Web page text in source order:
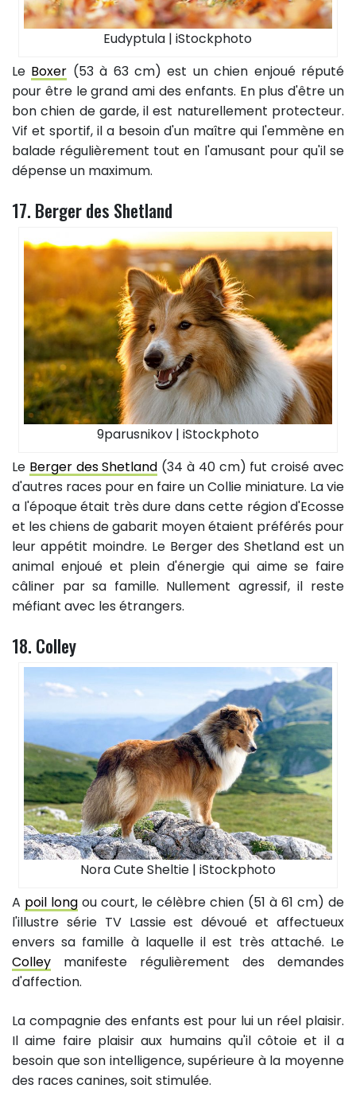
Eudyptula | iStockphoto
Le Boxer (53 à 63 cm) est un chien enjoué réputé
pour être le grand ami des enfants. En plus d'être un
bon chien de garde, il est naturellement protecteur.
Vif et sportif, il a besoin d'un maître qui l'emmène en
balade régulièrement tout en l'amusant pour qu'il se
dépense un maximum.
17. Berger des Shetland
9parusnikov | iStockphoto
Le Berger des Shetland (34 à 40 cm) fut croisé avec
d'autres races pour en faire un Collie miniature. La vie
a l'époque était très dure dans cette région d'Ecosse
et les chiens de gabarit moyen étaient préférés pour
leur appétit moindre. Le Berger des Shetland est un
animal enjoué et plein d'énergie qui aime se faire
câliner par sa famille. Nullement agressif, il reste
méfiant avec les étrangers.
18. Colley
Nora Cute Sheltie | iStockphoto
A poil long ou court, le célèbre chien (51 à 61 cm) de
l'illustre série TV Lassie est dévoué et affectueux
envers sa famille à laquelle il est très attaché. Le
Colley manifeste régulièrement des demandes
d'affection.
La compagnie des enfants est pour lui un réel plaisir.
Il aime faire plaisir aux humains qu'il côtoie et il a
besoin que son intelligence, supérieure à la moyenne
des races canines, soit stimulée.